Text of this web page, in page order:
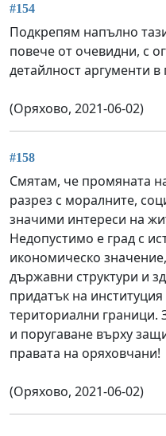
#154
Подкрепям напълно
повече от очевидни, с
детайлност аргументи
(Оряхово, 2021-06-02)
#158
Смятам, че промяната
разрез с моралните,
значими интереси на
Недопустимо е град с
икономическо
държавни структури и
придатък на
териториални граници.
и поругаване върху
правата на оряховчани!
(Оряхово, 2021-06-02)